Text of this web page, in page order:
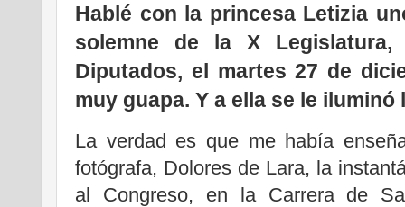
Hablé con la princesa Letizia
solemne de la X
Diputados, el martes 27 de
muy guapa. Y a ella se le
La verdad es que me había
fotógrafa, Dolores de Lara, la
al Congreso, en la Carrera de